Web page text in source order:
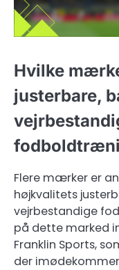
Hvilke
justerbare,
Flere mærker er
højkvalitets
vejrbestandige
på dette marked
Franklin Sports,
der